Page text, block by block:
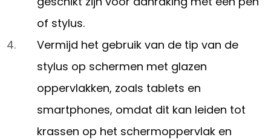
of stylus.
Vermijd het gebruik van de tip van de
stylus op schermen met glazen
oppervlakken, zoals tablets en
smartphones, omdat dit kan leiden tot
krassen op het schermoppervlak en